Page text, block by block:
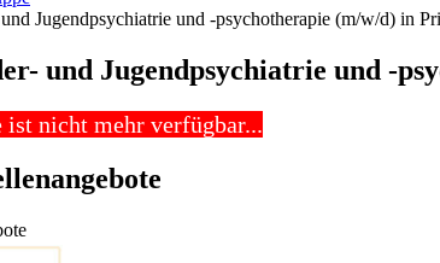
Jugendpsychiatrie und -psychotherapie (m/w/d) in
und Jugendpsychiatrie und -
ist nicht mehr verfügbar...